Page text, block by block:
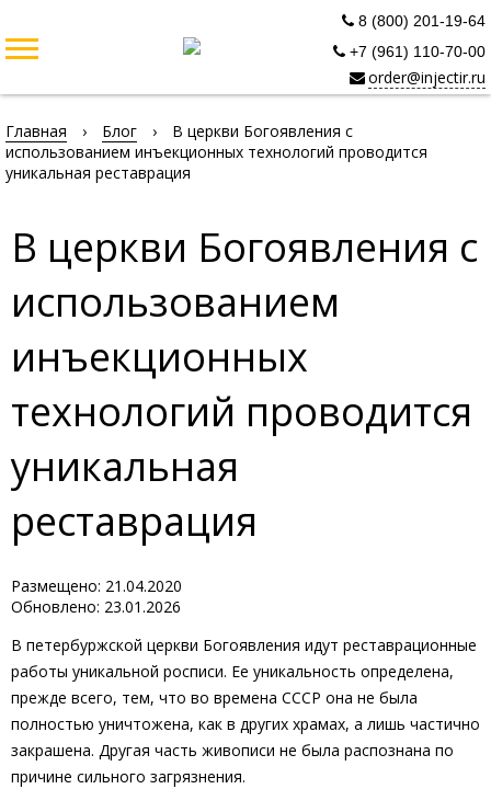
8 (800) 201-19-64
+7 (961) 110-70-00
order@injectir.ru
Главная › Блог ›
В церкви Богоявления с
использованием инъекционных технологий проводится
уникальная реставрация
В церкви Богоявления с
использованием
инъекционных
технологий проводится
уникальная
реставрация
Размещено: 21.04.2020
Обновлено: 23.01.2026
В петербуржской церкви Богоявления идут реставрационные
работы уникальной росписи. Ее уникальность определена,
прежде всего, тем, что во времена СССР она не была
полностью уничтожена, как в других храмах, а лишь частично
закрашена. Другая часть живописи не была распознана по
причине сильного загрязнения.